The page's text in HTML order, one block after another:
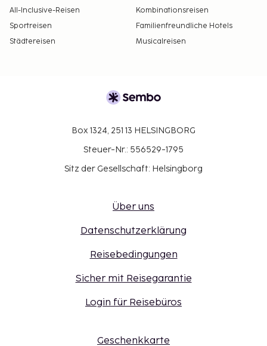
All-Inclusive-Reisen
Kombinationsreisen
Sportreisen
Familienfreundliche Hotels
Städtereisen
Musicalreisen
Box 1324, 251 13 HELSINGBORG
Steuer-Nr.: 556529-1795
Sitz der Gesellschaft: Helsingborg
Über uns
Datenschutzerklärung
Reisebedingungen
Sicher mit Reisegarantie
Login für Reisebüros
Geschenkkarte